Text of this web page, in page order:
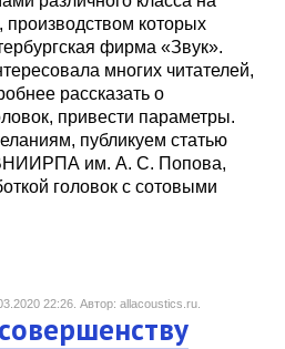
производством которых
фирма «Звук».
многих читателей,
рассказать о
привести параметры.
публикуем статью
им. А. С. Попова,
головок с сотовыми
22:26. Автор: allacoustics.ru.